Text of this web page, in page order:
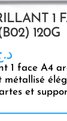
1
120G
1 face A4
et